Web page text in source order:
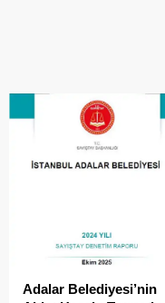
Adalar Belediyesi’nin